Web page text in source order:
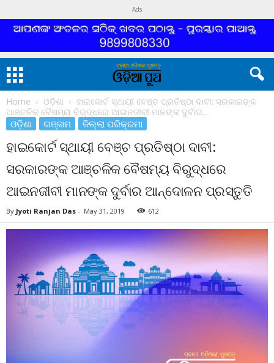
Ads
Home ଓଡ଼ିଶା
ହାଇକୋର୍ଟ ସ୍ଥାୟୀ ବେଞ୍ଚ ପ୍ରତିଷ୍ଠା ଦାବୀ: ସରକାରଙ୍କ
ଆଞ୍ଚଳିକ ବୈଷମ୍ୟ ବିରୁଦ୍ଧରେ ଆଇନଜୀବୀ ମାନଙ୍କ ଦୁର୍ବାର...
ଓଡ଼ିଶା ଗଞ୍ଜାମ ଜିଲ୍ଲା ପରିକ୍ରମା
ହାଇକୋର୍ଟ ସ୍ଥାୟୀ ବେଞ୍ଚ ପ୍ରତିଷ୍ଠା ଦାବୀ:
ସରକାରଙ୍କ ଆଞ୍ଚଳିକ ବୈଷମ୍ୟ ବିରୁଦ୍ଧରେ
ଆଇନଜୀବୀ ମାନଙ୍କ ଦୁର୍ବାର ଆନ୍ଦୋଳନ ପ୍ରସ୍ତୁତି
By Jyoti Ranjan Das - May 31, 2019 612